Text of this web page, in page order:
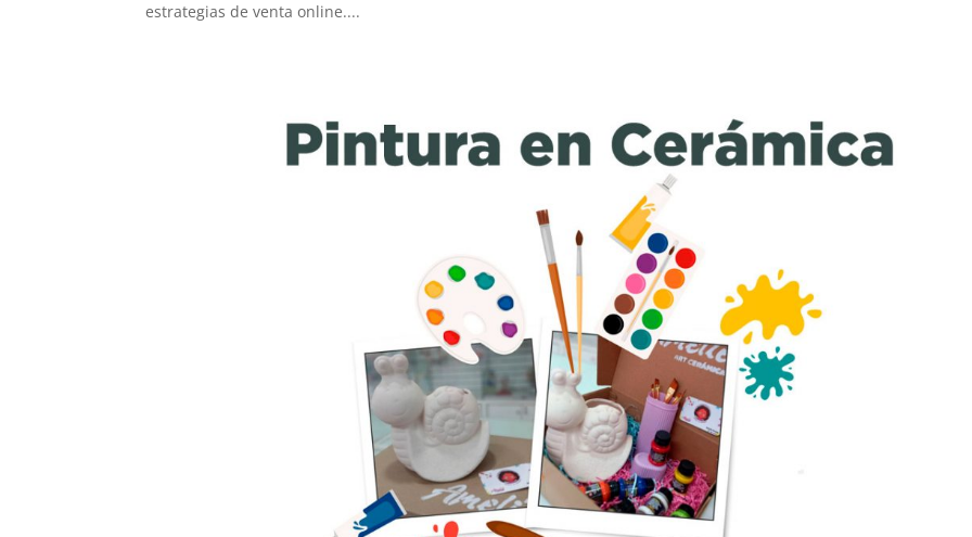
estrategias de venta online....